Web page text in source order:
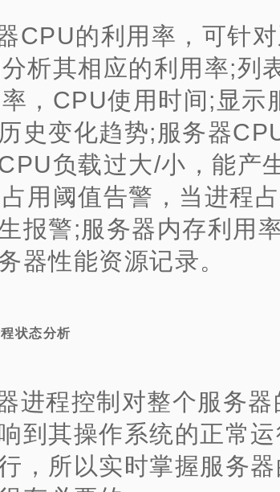
CPU的利用率，可针
析其相应的利用率;列
，CPU使用时间;显示
史变化趋势;服务器
负载过大/小，能产
用阈值告警，当进程
报警;服务器内存利用
器性能资源记录。
状态分析
进程控制对整个服务
到其操作系统的正常
，所以实时掌握服务